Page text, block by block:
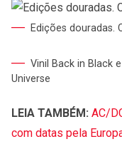
Edições douradas.
Vinil Back in Black
Universe
LEIA TAMBÉM: AC/
com datas pela